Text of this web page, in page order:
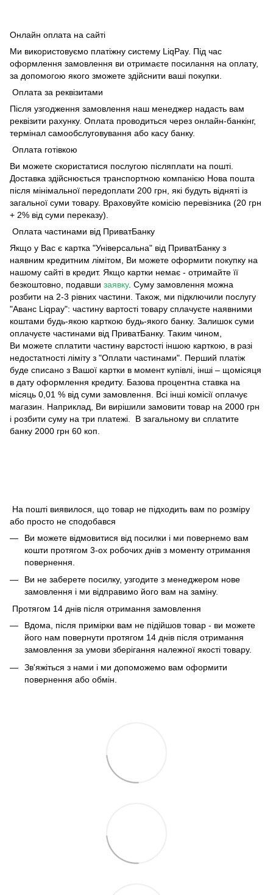
Онлайн оплата на сайті
Ми використовуємо платіжну систему LiqPay. Під час
оформлення замовлення ви отримаєте посилання на оплату,
за допомогою якого зможете здійснити ваші покупки.
Оплата за реквізитами
Після узгодження замовлення наш менеджер надасть вам
реквізити рахунку. Оплата проводиться через онлайн-банкінг,
термінал самообслуговування або касу банку.
Оплата готівкою
Ви можете скористатися послугою післяплати на пошті.
Доставка здійснюється транспортною компанією Нова пошта
після мінімальної передоплати 200 грн, які будуть відняті із
загальної суми товару. Враховуйте комісію перевізника (20 грн
+ 2% від суми переказу).
Оплата частинами від ПриватБанку
Якщо у Вас є картка "Універсальна" від ПриватБанку з
наявним кредитним лімітом, Ви можете оформити покупку на
нашому сайті в кредит. Якщо картки немає - отримайте її
безкоштовно, подавши заявку. Суму замовлення можна
розбити на 2-3 рівних частини. Також, ми підключили послугу
"Аванс Liqpay": частину вартості товару сплачуєте наявними
коштами будь-якою карткою будь-якого банку. Залишок суми
оплачуєте частинами від ПриватБанку. Таким чином,
Ви можете сплатити частину варстості іншою карткою, в разі
недостатності ліміту з "Оплати частинами". Перший платіж
буде списано з Вашої картки в момент купівлі, інші – щомісяця
в дату оформлення кредиту. Базова процентна ставка на
місяць 0,01 % від суми замовлення. Всі інші комісії оплачує
магазин. Наприклад, Ви вирішили замовити товар на 2000 грн
і розбити суму на три платежі. В загальному ви сплатите
банку 2000 грн 60 коп.
На пошті виявилося, що товар не підходить вам по розміру
або просто не сподобався
Ви можете відмовитися від посилки і ми повернемо вам
кошти протягом 3-ох робочих днів з моменту отримання
повернення.
Ви не заберете посилку, узгодите з менеджером нове
замовлення і ми відправимо його вам на заміну.
Протягом 14 днів після отримання замовлення
Вдома, після примірки вам не підійшов товар - ви можете
його нам повернути протягом 14 днів після отримання
замовлення за умови зберігання належної якості товару.
Зв'яжіться з нами і ми допоможемо вам оформити
повернення або обмін.